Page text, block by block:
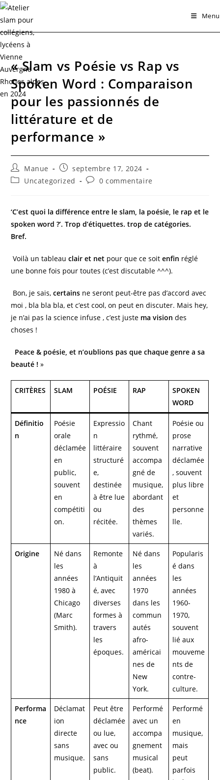
Skip
to
content
Menu
« Slam vs Poésie vs Rap vs
Spoken Word : Comparaison
pour les passionnés de
littérature et de
performance »
Auteur/autrice
de
la
Manue
Publication
publiée :
septembre 17, 2024
PostUncategorized
Commentaires
publication :
0 commentaire
‘C’est quoi la différence entre le slam, la poésie, le rap et le
spoken word ?’. Trop d’étiquettes. trop de catégories.
Bref.
Voilà un tableauclair et net pour que ce soitenfin réglé
une bonne fois pour toutes (c’est discutable ^^^).
Bon, je sais,certains ne seront peut-être pas d’accord avec
moi , bla bla bla, et c’est cool, on peut en discuter. Mais hey,
je n’ai pas la science infuse , c’est juste ma vision des
choses !
Peace & poésie, et n’oublions pas que chaque genre a sa
beauté ! »
CRITÈRES SLAM POÉSIE RAP
SPOKEN
WORD
Définitio
n
Poésie
orale
déclamée
en
public,
souvent
en
compétiti
on.
Expressio
n
littéraire
structuré
e,
destinée
à être lue
ou
récitée.
Chant
rythmé,
souvent
accompa
gné de
musique,
abordant
des
thèmes
variés.
Poésie ou
prose
narrative
déclamée
, souvent
plus libre
et
personne
lle.
Origine
Né dans
les
années
1980 à
Chicago
(Marc
Smith).
Remonte
à
l’Antiquit
é, avec
diverses
formes à
travers
les
époques.
Né dans
les
années
1970
dans les
commun
autés
afro-
américai
nes de
New
York.
Popularis
é dans
les
années
1960-
1970,
souvent
lié aux
mouveme
nts de
contre-
culture.
Performa
nce
Déclamat
ion
directe
sans
musique.
Peut être
déclamée
ou lue,
avec ou
sans
public.
Performé
avec un
accompa
gnement
musical
(beat).
Performé
en
musique,
mais
peut
parfois